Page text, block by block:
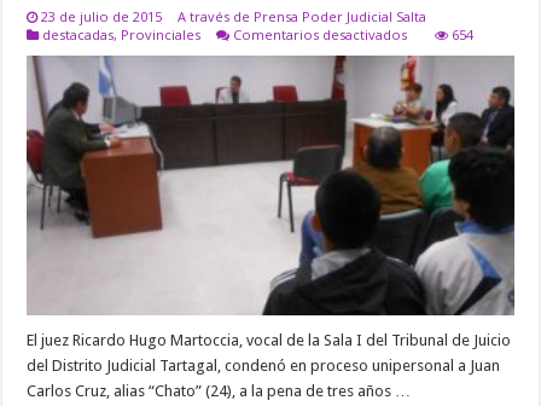
23 de julio de 2015
A través de Prensa Poder Judicial Salta
destacadas, Provinciales Comentarios desactivadosen
Condenado
a
prisión
efectiva
por
abuso
robo
654
El juez Ricardo Hugo Martoccia, vocal de la Sala I del Tribunal de Juicio
del Distrito Judicial Tartagal, condenó en proceso unipersonal a Juan
Carlos Cruz, alias “Chato” (24), a la pena de tres años …